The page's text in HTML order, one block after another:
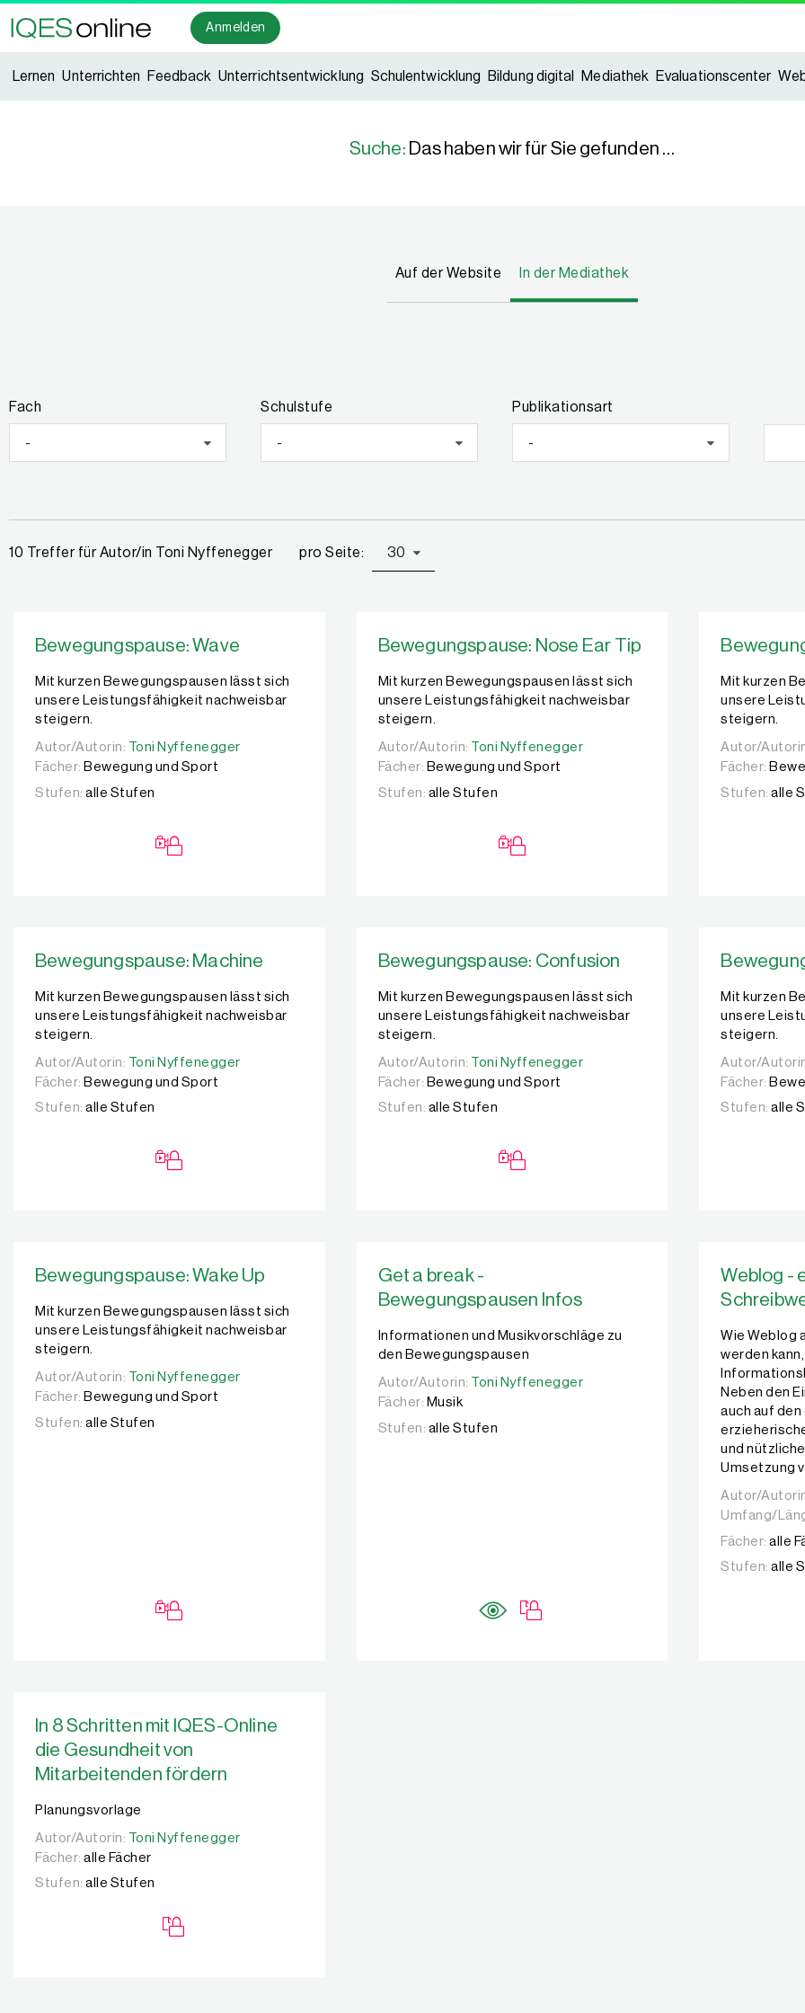
Anmelden
Lernen Unterrichten Feedback Unterrichtsentwicklung Schulentwicklung Bildung digital Mediathek Evaluationscenter
Suche: Das haben wir für Sie gefunden …
Auf der Website In der Mediathek
Fach
-
Schulstufe
-
Publikationsart
-
10 Treffer für Autor/in Toni Nyffenegger pro Seite: 30
Bewegungspause: Wave
Mit kurzen Bewegungspausen lässt sich
unsere Leistungsfähigkeit nachweisbar
steigern.
Autor/Autorin: Toni Nyffenegger
Autor/Autorin:
Toni Nyffenegger
Fächer: Bewegung und Sport
Stufen: alle Stufen
Bewegungspause: Nose Ear Tip
Mit kurzen Bewegungspausen lässt sich
unsere Leistungsfähigkeit nachweisbar
steigern.
Autor/Autorin: Toni Nyffenegger
Autor/Autorin:
Toni Nyffenegger
Fächer: Bewegung und Sport
Stufen: alle Stufen
Mit kurzen
unsere
steigern.
Autor/
Autor/
Fächer:
Stufen: alle
Bewegungspause: Machine
Mit kurzen Bewegungspausen lässt sich
unsere Leistungsfähigkeit nachweisbar
steigern.
Autor/Autorin: Toni Nyffenegger
Autor/Autorin: Toni Nyffenegger
Fächer: Bewegung und Sport
Stufen: alle Stufen
Bewegungspause: Confusion
Mit kurzen Bewegungspausen lässt sich
unsere Leistungsfähigkeit nachweisbar
steigern.
Autor/Autorin: Toni Nyffenegger
Autor/Autorin: Toni Nyffenegger
Fächer: Bewegung und Sport
Stufen: alle Stufen
Mit kurzen
unsere
steigern.
Autor/
Autor/
Fächer:
Stufen: alle
Bewegungspause: Wake Up
Mit kurzen Bewegungspausen lässt sich
unsere Leistungsfähigkeit nachweisbar
steigern.
Autor/Autorin: Toni Nyffenegger
Autor/Autorin:
Toni Nyffenegger
Fächer: Bewegung und Sport
Stufen: alle Stufen
Get a break -
Bewegungspausen Infos
Informationen und Musikvorschläge zu
den Bewegungspausen
Autor/Autorin: Toni Nyffenegger
Autor/Autorin:
Toni Nyffenegger
Fächer: Musik
Stufen: alle Stufen
Weblog -
Wie Weblog
werden
Neben den
auch auf
und
Umsetzung
Autor/
Autor/
Umfang/
Fächer: alle
Stufen: alle
In 8 Schritten mit IQES-Online
die Gesundheit von
Mitarbeitenden fördern
Planungsvorlage
Autor/Autorin: Toni Nyffenegger
Autor/Autorin:
Toni Nyffenegger
Fächer: alle Fächer
Stufen: alle Stufen